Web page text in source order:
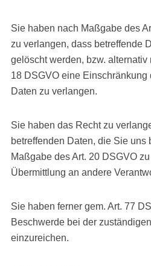
Sie haben nach Maßgabe des
zu verlangen, dass betreffende
gelöscht werden, bzw. alternativ
18 DSGVO eine Einschränkung
Daten zu verlangen.
Sie haben das Recht zu
betreffenden Daten, die Sie uns
Maßgabe des Art. 20 DSGVO
Übermittlung an andere
Sie haben ferner gem. Art. 77
Beschwerde bei der
einzureichen.